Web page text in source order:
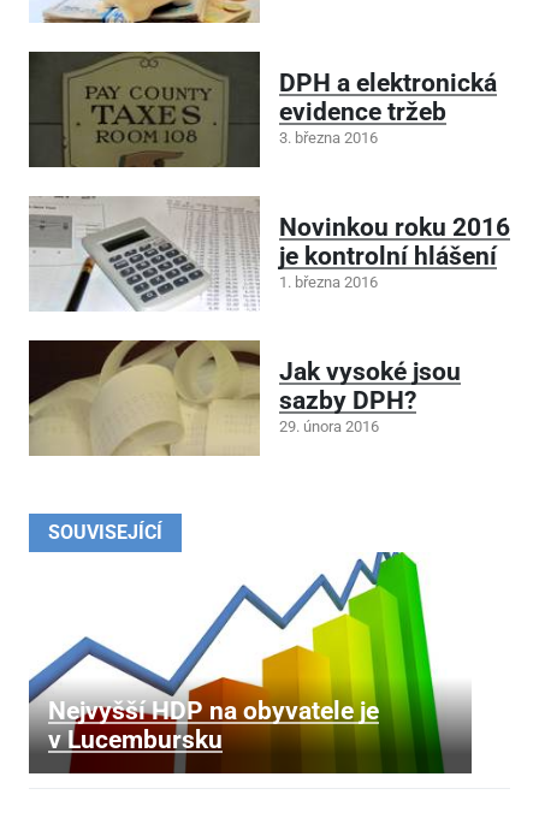
SOUVISEJÍCÍ
Nejvyšší HDP na obyvatele je
v Lucembursku
DPH a elektronická
evidence tržeb
3. března 2016
Novinkou roku 2016
je kontrolní hlášení
1. března 2016
Jak vysoké jsou
sazby DPH?
29. února 2016